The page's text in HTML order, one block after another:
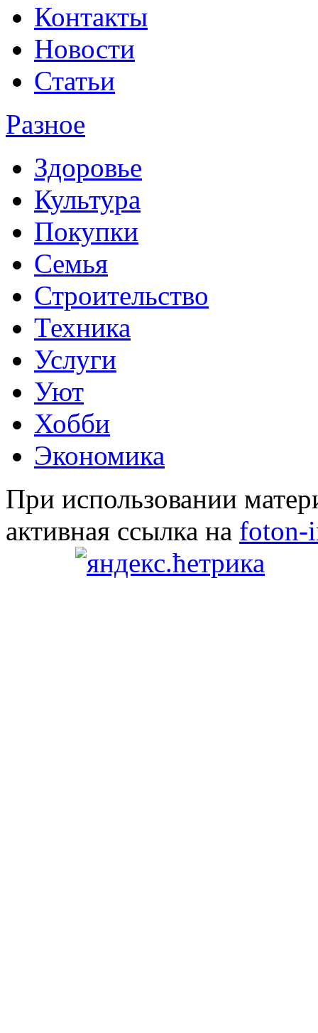
Контакты
Новости
Статьи
Разное
Здоровье
Культура
Покупки
Семья
Строительство
Техника
Услуги
Уют
Хобби
Экономика
При использовании
активная ссылка на foton-